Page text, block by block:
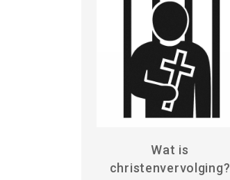
Wat is
christenvervolging?